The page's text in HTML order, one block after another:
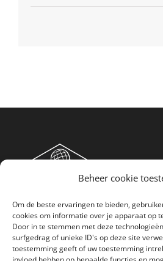
Beheer cookie
Om de beste ervaringen te bieden,
cookies om informatie over je apparaat op
Door in te stemmen met deze
surfgedrag of unieke ID's op deze site
toestemming geeft of uw toestemming